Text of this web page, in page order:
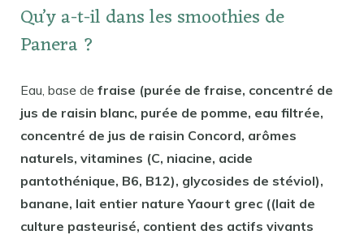
Qu’y a-t-il dans les smoothies de
Panera ?
Eau, base de fraise (purée de fraise, concentré de
jus de raisin blanc, purée de pomme, eau filtrée,
concentré de jus de raisin Concord, arômes
naturels, vitamines (C, niacine, acide
pantothénique, B6, B12), glycosides de stéviol),
banane, lait entier nature Yaourt grec ((lait de
culture pasteurisé, contient des actifs vivants